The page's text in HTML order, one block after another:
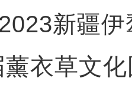
新疆
衣草文